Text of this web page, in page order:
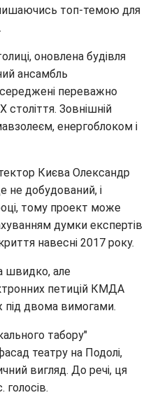
топ-темою для
оновлена будівля
ансамбль
переважно
століття. Зовнішній
енергоблоком і
Києва Олександр
не добудований, і
тому проект може
думки експертів
навесні 2017 року.
швидко, але
петицій КМДА
під двома вимогами.
табору"
театру на Подолі,
вигляд. До речі, ця
голосів.